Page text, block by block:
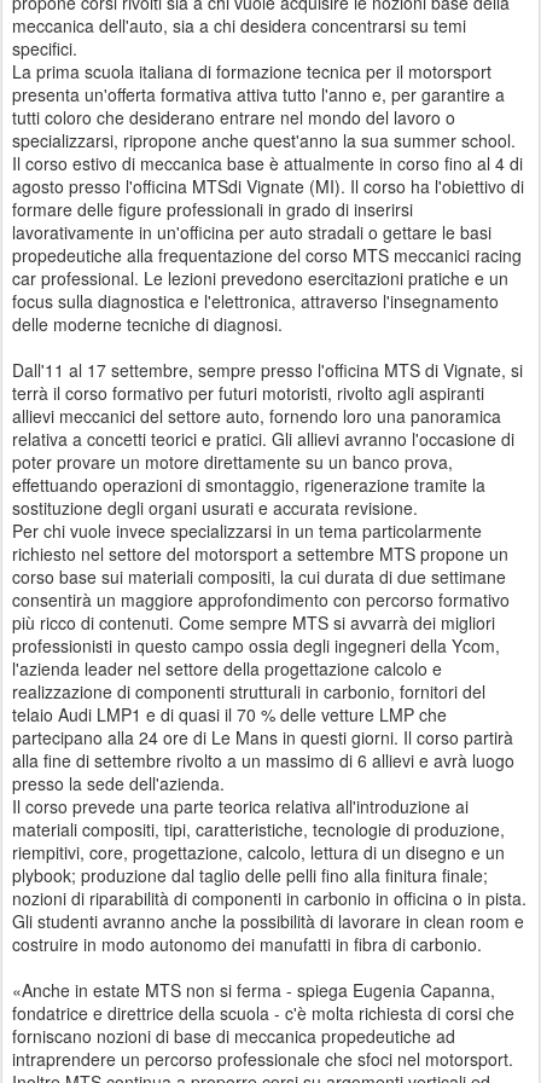
meccanica dell'auto, sia a chi desidera concentrarsi su temi
specifici.
La prima scuola italiana di formazione tecnica per il motorsport
presenta un'offerta formativa attiva tutto l'anno e, per garantire a
tutti coloro che desiderano entrare nel mondo del lavoro o
specializzarsi, ripropone anche quest'anno la sua summer school.
Il corso estivo di meccanica base è attualmente in corso fino al 4 di
agosto presso l'officina MTSdi Vignate (MI). Il corso ha l'obiettivo di
formare delle figure professionali in grado di inserirsi
lavorativamente in un'officina per auto stradali o gettare le basi
propedeutiche alla frequentazione del corso MTS meccanici racing
car professional. Le lezioni prevedono esercitazioni pratiche e un
focus sulla diagnostica e l'elettronica, attraverso l'insegnamento
delle moderne tecniche di diagnosi.
Dall'11 al 17 settembre, sempre presso l'officina MTS di Vignate, si
terrà il corso formativo per futuri motoristi, rivolto agli aspiranti
allievi meccanici del settore auto, fornendo loro una panoramica
relativa a concetti teorici e pratici. Gli allievi avranno l'occasione di
poter provare un motore direttamente su un banco prova,
effettuando operazioni di smontaggio, rigenerazione tramite la
sostituzione degli organi usurati e accurata revisione.
Per chi vuole invece specializzarsi in un tema particolarmente
richiesto nel settore del motorsport a settembre MTS propone un
corso base sui materiali compositi, la cui durata di due settimane
consentirà un maggiore approfondimento con percorso formativo
più ricco di contenuti. Come sempre MTS si avvarrà dei migliori
professionisti in questo campo ossia degli ingegneri della Ycom,
l'azienda leader nel settore della progettazione calcolo e
realizzazione di componenti strutturali in carbonio, fornitori del
telaio Audi LMP1 e di quasi il 70 % delle vetture LMP che
partecipano alla 24 ore di Le Mans in questi giorni. Il corso partirà
alla fine di settembre rivolto a un massimo di 6 allievi e avrà luogo
presso la sede dell'azienda.
Il corso prevede una parte teorica relativa all'introduzione ai
materiali compositi, tipi, caratteristiche, tecnologie di produzione,
riempitivi, core, progettazione, calcolo, lettura di un disegno e un
plybook; produzione dal taglio delle pelli fino alla finitura finale;
nozioni di riparabilità di componenti in carbonio in officina o in pista.
Gli studenti avranno anche la possibilità di lavorare in clean room e
costruire in modo autonomo dei manufatti in fibra di carbonio.
«Anche in estate MTS non si ferma - spiega Eugenia Capanna,
fondatrice e direttrice della scuola - c'è molta richiesta di corsi che
forniscano nozioni di base di meccanica propedeutiche ad
intraprendere un percorso professionale che sfoci nel motorsport.